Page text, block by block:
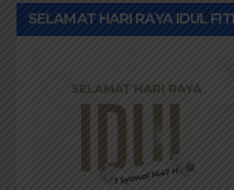
SELAMAT HARI RAYA IDUL